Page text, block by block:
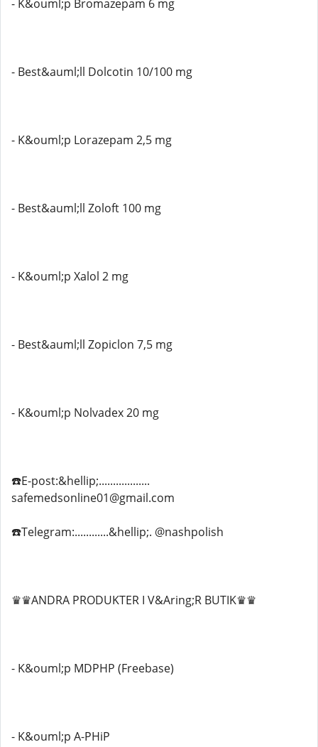
- K&ouml;p Bromazepam 6 mg
- Best&auml;ll Dolcotin 10/100 mg
- K&ouml;p Lorazepam 2,5 mg
- Best&auml;ll Zoloft 100 mg
- K&ouml;p Xalol 2 mg
- Best&auml;ll Zopiclon 7,5 mg
- K&ouml;p Nolvadex 20 mg
☎️E-post:&hellip;..................
safemedsonline01@gmail.com
☎️Telegram:............&hellip;. @nashpolish
♛♛ANDRA PRODUKTER I V&Aring;R BUTIK♛♛
- K&ouml;p MDPHP (Freebase)
- K&ouml;p A-PHiP